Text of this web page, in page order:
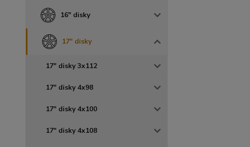
16" disky
17" disky
17" disky 3x112
17" disky 4x98
17" disky 4x100
17" disky 4x108